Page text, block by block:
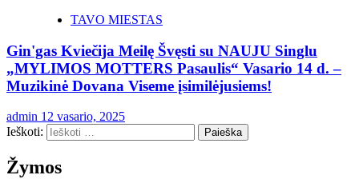
TAVO MIESTAS
Gin'gas Kviečija Meilę Švęsti su NAUJU Singlu
„MYLIMOS MOTTERS Pasaulis“ Vasario 14 d. –
Muzikinė Dovana Viseme įsimilėjusiems!
admin 12 vasario, 2025
Ieškoti:
Žymos